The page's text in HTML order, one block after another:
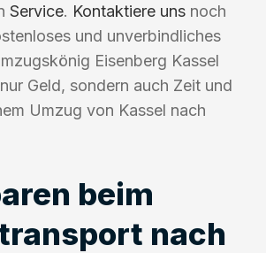
Service. Kontaktiere uns noch
und unverbindliches
Eisenberg Kassel
Geld, sondern auch Zeit und
Umzug von Kassel nach
beim
nach